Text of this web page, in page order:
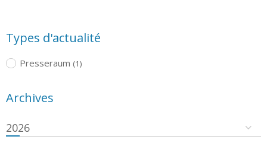
Types d'actualité
Presseraum (1)
Archives
2026